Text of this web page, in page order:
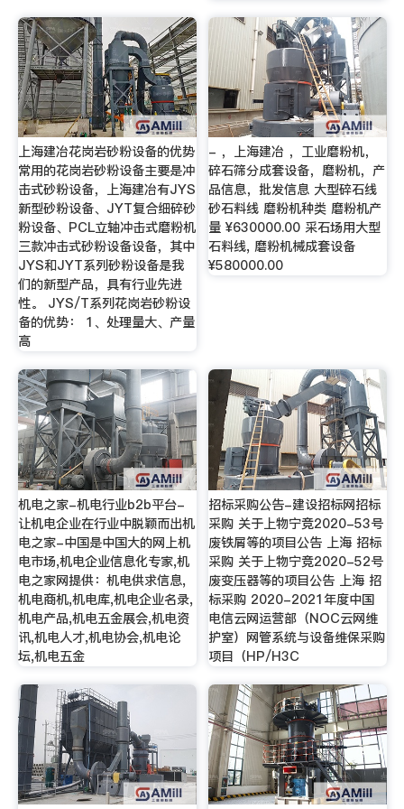
上海建冶花岗岩砂粉设备的优势
常用的花岗岩砂粉设备主要是冲
击式砂粉设备，上海建冶有JYS
新型砂粉设备、JYT复合细碎砂
粉设备、PCL立轴冲击式磨粉机
三款冲击式砂粉设备设备，其中
JYS和JYT系列砂粉设备是我
们的新型产品，具有行业先进
性。 JYS/T系列花岗岩砂粉设
备的优势： 1、处理量大、产量
高
- ，上海建冶 ，工业磨粉机，
碎石筛分成套设备，磨粉机，产
品信息，批发信息 大型碎石线
砂石料线 磨粉机种类 磨粉机产
量 ¥630000.00 采石场用大型
石料线, 磨粉机械成套设备
¥580000.00
机电之家-机电行业b2b平台-
让机电企业在行业中脱颖而出机
电之家-中国是中国大的网上机
电市场,机电企业信息化专家,机
电之家网提供：机电供求信息,
机电商机,机电库,机电企业名录,
机电产品,机电五金展会,机电资
讯,机电人才,机电协会,机电论
坛,机电五金
招标采购公告-建设招标网招标
采购 关于上物宁竞2020-53号
废铁屑等的项目公告 上海 招标
采购 关于上物宁竞2020-52号
废变压器等的项目公告 上海 招
标采购 2020-2021年度中国
电信云网运营部（NOC云网维
护室）网管系统与设备维保采购
项目（HP/H3C